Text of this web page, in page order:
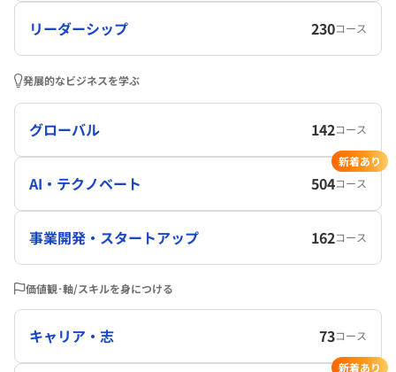
リーダーシップ 230コース
発展的なビジネスを学ぶ
グローバル 142コース
AI・テクノベート 504コース
新着あり
事業開発・スタートアップ 162コース
価値観･軸/スキルを身につける
キャリア・志 73コース
新着あり